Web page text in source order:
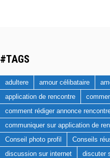
#TAGS
adultere amour célibataire
application de rencontre
comment rédiger annonce
communiquer sur application de
Conseil photo profil
Conseils
discussion sur internet
discuter